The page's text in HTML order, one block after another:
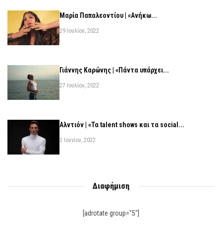
Μαρία Παπαλεοντίου | «Ανήκω...
29 Ιουλίου, 2022
Γιάννης Καρώνης | «Πάντα υπάρχει...
27 Ιουλίου, 2022
Αλντιόν | «Τα talent shows και τα social...
2 Ιουνίου, 2022
Διαφήμιση
[adrotate group="5"]